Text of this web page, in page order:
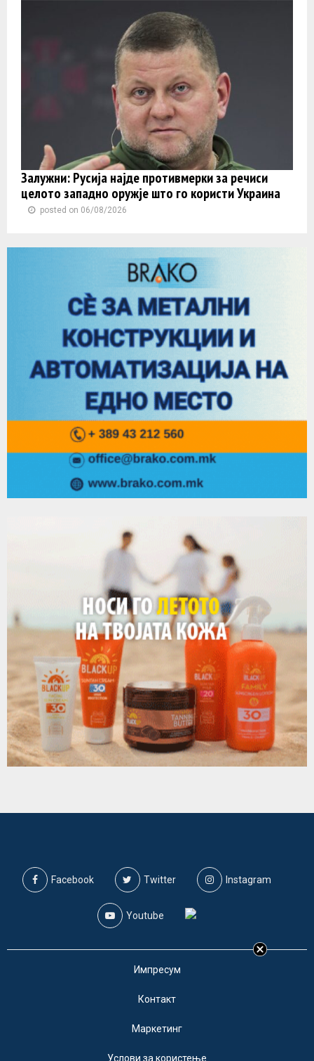
Залужни: Русија најде противмерки за речиси
целото западно оружје што го користи Украина
posted on 06/08/2026
Facebook Twitter Instagram
Youtube
Импресум
Контакт
Маркетинг
Услови за користење